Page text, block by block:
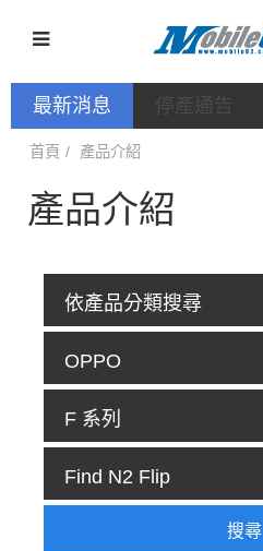
最新消息 停產通告
首頁 產品介紹
產品介紹
搜尋